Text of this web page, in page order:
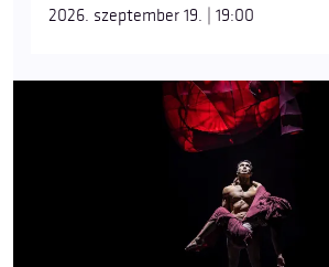
2026. szeptember 19. | 19:00